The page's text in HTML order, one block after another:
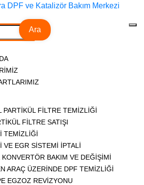
Ara
PARTİKÜL FİLTRE TEMİZLİĞİ
FİLTRE SATIŞI
TEMİZLİĞİ
VE EGR SİSTEMİ İPTALİ
KONVERTÖR BAKIM VE DEĞİŞİMİ
ARAÇ ÜZERİNDE DPF TEMİZLİĞİ
EGZOZ REVİZYONU